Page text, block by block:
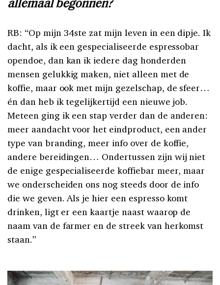
allemaal begonnen?
RB: “Op mijn 34ste zat mijn leven in een dipje. Ik
dacht, als ik een gespecialiseerde espressobar
opendoe, dan kan ik iedere dag honderden
mensen gelukkig maken, niet alleen met de
koffie, maar ook met mijn gezelschap, de sfeer…
én dan heb ik tegelijkertijd een nieuwe job.
Meteen ging ik een stap verder dan de anderen:
meer aandacht voor het eindproduct, een ander
type van branding, meer info over de koffie,
andere bereidingen… Ondertussen zijn wij niet
de enige gespecialiseerde koffiebar meer, maar
we onderscheiden ons nog steeds door de info
die we geven. Als je hier een espresso komt
drinken, ligt er een kaartje naast waarop de
naam van de farmer en de streek van herkomst
staan.”